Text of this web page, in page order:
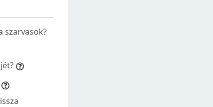
szarvasok?